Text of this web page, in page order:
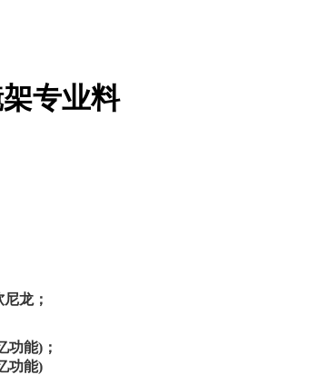
专业料
龙；
功能)；
功能)